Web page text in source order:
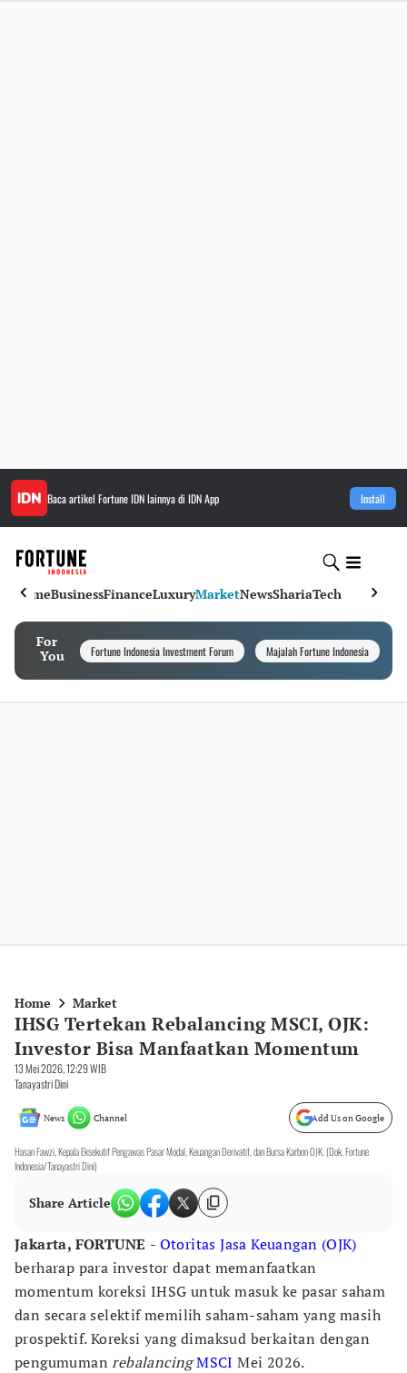
Baca artikel Fortune IDNlainnya di IDN App Install
HomeBusinessFinanceLuxuryMarketNewsShariaTech
For
You
Fortune Indonesia Investment Forum Majalah Fortune Indonesia
Home Market
IHSG Tertekan Rebalancing MSCI, OJK:
Investor Bisa Manfaatkan Momentum
13 Mei 2026, 12:29 WIB
Tanayastri Dini
News Channel Add Us on Google
Hasan Fawzi, Kepala Eksekutif Pengawas Pasar Modal, Keuangan Derivatif, dan Bursa Karbon OJK. (Dok. Fortune
Indonesia/Tanayastri Dini)
Share Article
Jakarta, FORTUNE - Otoritas Jasa Keuangan (OJK)
berharap para investor dapat memanfaatkan
momentum koreksi IHSG untuk masuk ke pasar saham
dan secara selektif memilih saham-saham yang masih
prospektif. Koreksi yang dimaksud berkaitan dengan
pengumumanrebalancing MSCI Mei 2026.